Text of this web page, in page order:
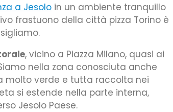
a Jesolo in un ambiente tranquillo
frastuono della città pizza Torino è
, vicino a Piazza Milano, quasi ai
nella zona conosciuta anche
molto verde e tutta raccolta nei
si estende nella parte interna,
Jesolo Paese.